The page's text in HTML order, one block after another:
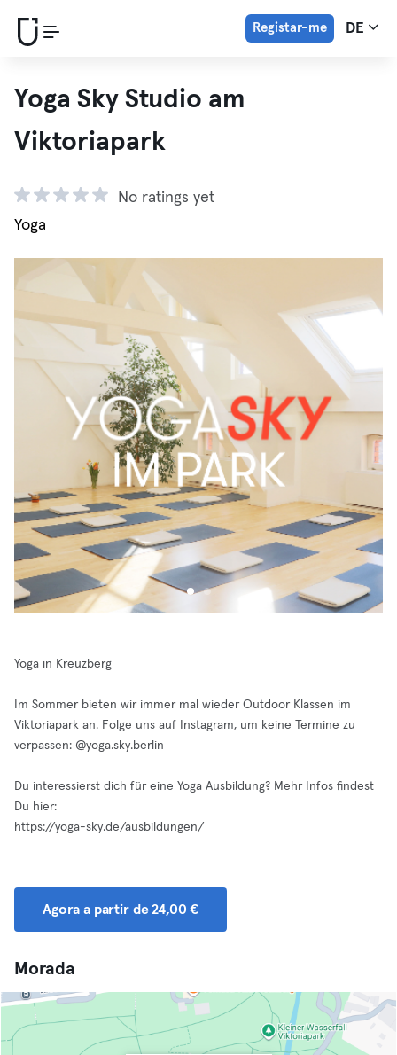
Registar-me DE
Yoga Sky Studio am
Viktoriapark
No ratings yet
Yoga
Yoga in Kreuzberg
Im Sommer bieten wir immer mal wieder Outdoor Klassen im
Viktoriapark an. Folge uns auf Instagram, um keine Termine zu
verpassen: @yoga.sky.berlin
Du interessierst dich für eine Yoga Ausbildung? Mehr Infos findest
Du hier:
https://yoga-sky.de/ausbildungen/
Agora a partir de 24,00 €
Morada